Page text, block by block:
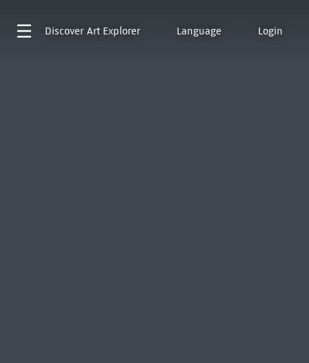
Discover Art Explorer Language Login